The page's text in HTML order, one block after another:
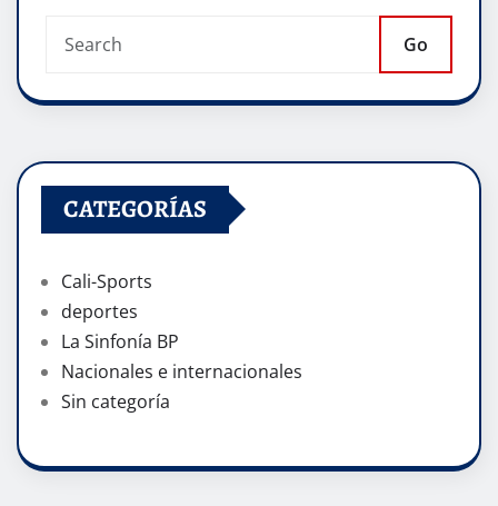
Go
CATEGORÍAS
Cali-Sports
deportes
La Sinfonía BP
Nacionales e internacionales
Sin categoría